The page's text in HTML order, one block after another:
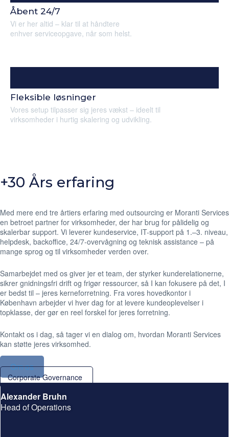
Åbent 24/7
Vi er her altid – klar til at håndtere
enhver serviceopgave, når som helst.
Fleksible løsninger
Vores setup tilpasser sig jeres vækst – ideelt til
virksomheder i hurtig skalering og udvikling.
+30 Års erfaring
Med mere end tre årtiers erfaring med outsourcing er Moranti Services
en betroet partner for virksomheder, der har brug for pålidelig og
skalerbar support. Vi leverer kundeservice, IT-support på 1.–3. niveau,
helpdesk, backoffice, 24/7-overvågning og teknisk assistance – på
mange sprog og til virksomheder verden over.
Samarbejdet med os giver jer et team, der styrker kunderelationerne,
sikrer gnidningsfri drift og frigør ressourcer, så I kan fokusere på det, I
er bedst til – jeres kerneforretning. Fra vores hovedkontor i
København arbejder vi hver dag for at levere kundeoplevelser i
topklasse, der gør en reel forskel for jeres forretning.
Kontakt os i dag, så tager vi en dialog om, hvordan Moranti Services
kan støtte jeres virksomhed.
Om os
Corporate Governance
Alexander Bruhn
Head of Operations